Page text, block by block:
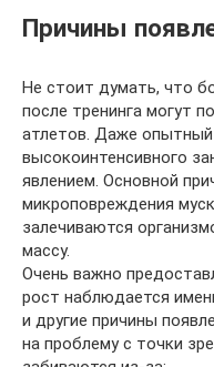
Причины
Не стоит думать, что
после тренинга могут
атлетов. Даже опытный
высокоинтенсивного
явлением. Основной
микроповреждения
залечиваются
массу.
Очень важно
рост наблюдается
и другие причины
на проблему с точки